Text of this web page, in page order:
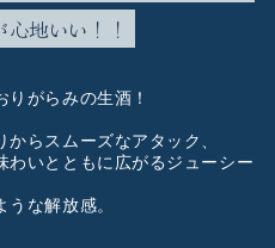
地いい！！
がらみの生酒！
らスムーズなアタック、
わいとともに広がるジューシー
な解放感。